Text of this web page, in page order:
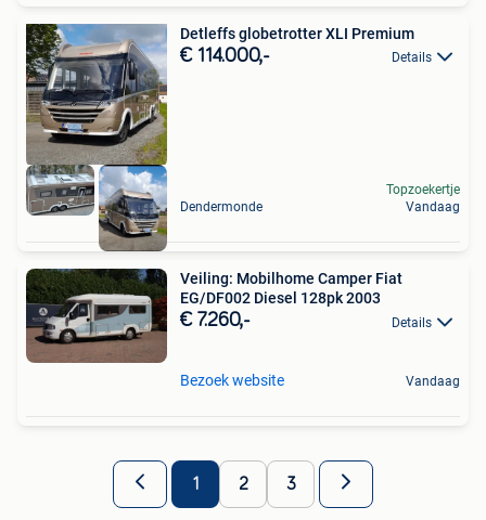
Detleffs globetrotter XLI Premium
€ 114.000,- Details
Dendermonde
Topzoekertje
Vandaag
Veiling: Mobilhome Camper Fiat
EG/DF002 Diesel 128pk 2003
€ 7.260,- Details
Bezoek website Vandaag
1 2 3